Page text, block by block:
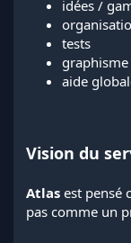
idées /
tests
graphisme
aide
Vision du
Atlas est pensé
pas comme un